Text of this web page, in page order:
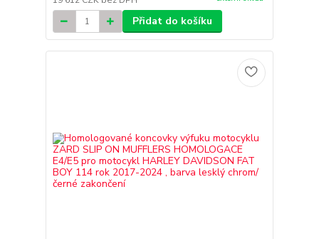
Přidat do košíku